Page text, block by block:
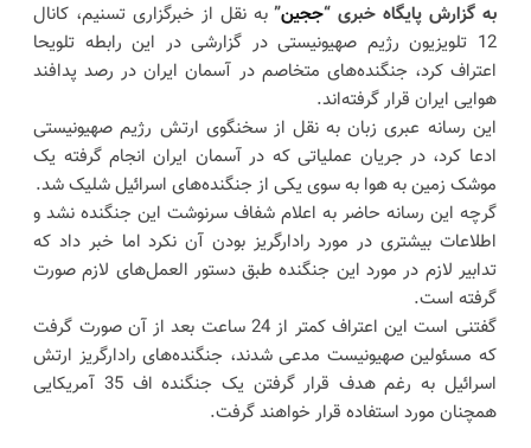
به گزارش پایگاه خبری “ججین”به نقل از خبرگزاری تسنیم، کانال
12 تلویزیون رژیم صهیونیستی در گزارشی در این رابطه تلویحا
اعتراف کرد، جنگنده‌های متخاصم در آسمان ایران در رصد پدافند
هوایی ایران قرار گرفته‌اند.
این رسانه عبری زبان به نقل از سخنگوی ارتش رژیم صهیونیستی
ادعا کرد، در جریان عملیاتی که در آسمان ایران انجام گرفته یک
موشک زمین به هوا به سوی یکی از جنگنده‌های اسرائیل شلیک شد.
گرچه این رسانه حاضر به اعلام شفاف سرنوشت این جنگنده نشد و
اطلاعات بیشتری در مورد رادارگریز بودن آن نکرد اما خبر داد که
تدابیر لازم در مورد این جنگنده طبق دستور العمل‌های لازم صورت
گرفته است.
گفتنی است این اعتراف کمتر از 24 ساعت بعد از آن صورت گرفت
که مسئولین صهیونیست مدعی شدند، جنگنده‌های رادارگریز ارتش
اسرائیل به رغم هدف قرار گرفتن یک جنگنده اف 35 آمریکایی
همچنان مورد استفاده قرار خواهند گرفت.